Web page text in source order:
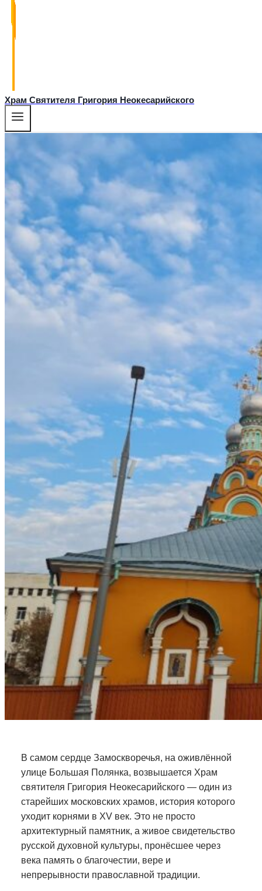
Храм Святителя Григория Неокесарийского
В самом сердце Замоскворечья, на оживлённой
улице Большая Полянка, возвышается Храм
святителя Григория Неокесарийского — один из
старейших московских храмов, история которого
уходит корнями в XV век. Это не просто
архитектурный памятник, а живое свидетельство
русской духовной культуры, пронёсшее через
века память о благочестии, вере и
непрерывности православной традиции.